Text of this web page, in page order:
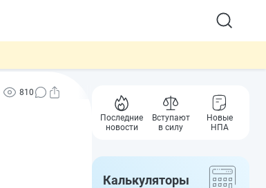
810
Последние
новости
Вступают
в силу
Новые
НПА
Калькуляторы